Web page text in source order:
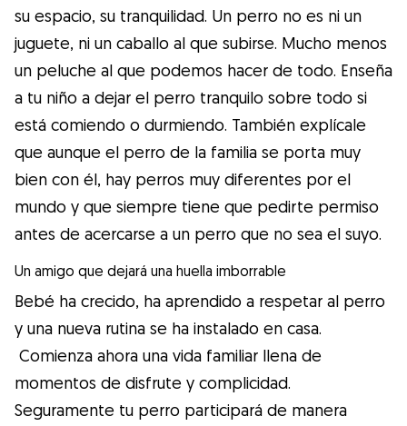
su espacio, su tranquilidad. Un perro no es ni un
juguete, ni un caballo al que subirse. Mucho menos
un peluche al que podemos hacer de todo. Enseña
a tu niño a dejar el perro tranquilo sobre todo si
está comiendo o durmiendo. También explícale
que aunque el perro de la familia se porta muy
bien con él, hay perros muy diferentes por el
mundo y que siempre tiene que pedirte permiso
antes de acercarse a un perro que no sea el suyo.
Un amigo que dejará una huella imborrable
Bebé ha crecido, ha aprendido a respetar al perro
y una nueva rutina se ha instalado en casa.
Comienza ahora una vida familiar llena de
momentos de disfrute y complicidad.
Seguramente tu perro participará de manera